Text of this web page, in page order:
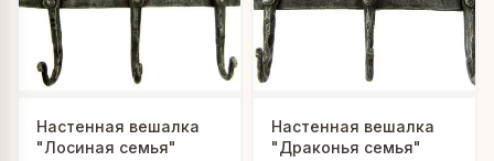
Настенная вешалка
"Лосиная семья"
Настенная вешалка
"Драконья семья"